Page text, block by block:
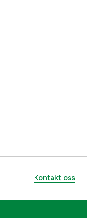
886661111022
Kontakt oss